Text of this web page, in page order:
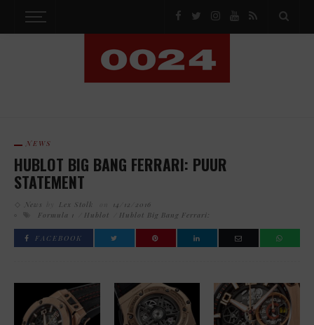
NEWS
HUBLOT BIG BANG FERRARI: PUUR
STATEMENT
News Lex Stolk
14/12/2016
Formula 1
Hublot Hublot Big Bang Ferrari:
FACEBOOK